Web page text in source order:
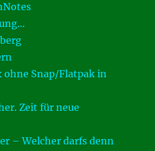
Snap/Flatpak in
Zeit für neue
– Welcher darfs denn